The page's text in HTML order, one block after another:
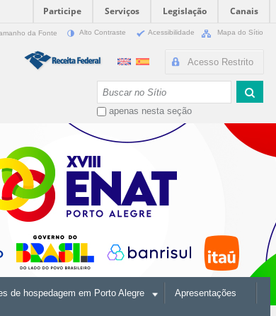
Participe Serviços Legislação
Canais
da Fonte Alto Contraste Acessibilidade Mapa do Sítio
Acesso Restrito
apenas nesta seção
de hospedagem em Porto Alegre Apresentações